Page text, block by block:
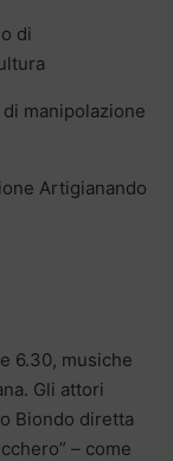
di
manipolazione
Artigianando
6.30, musiche
Gli attori
Biondo diretta
– come